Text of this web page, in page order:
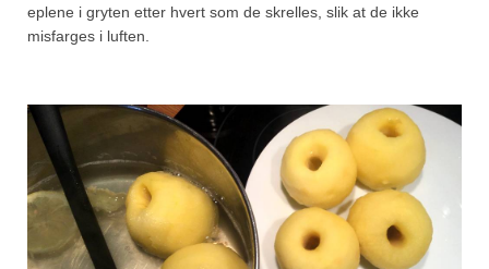
eplene i gryten etter hvert som de skrelles, slik at de ikke
misfarges i luften.